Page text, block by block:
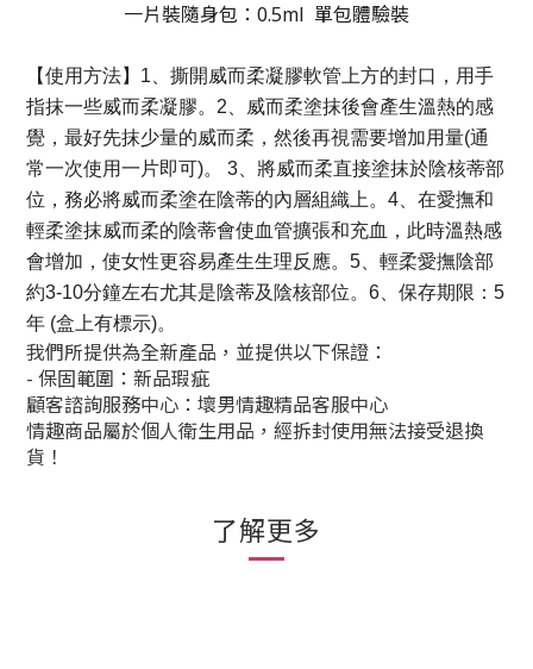
一片裝隨身包：0.5ml 單包體驗裝
【使用方法】 1、撕開威而柔凝膠軟管上方的封口，用手
指抹一些威而柔凝膠。 2、威而柔塗抹後會產生溫熱的感
覺，最好先抹少量的威而柔，然後再視需要增加用量(通
常一次使用一片即可)。 3、將威而柔直接塗抹於陰核蒂部
位，務必將威而柔塗在陰蒂的內層組織上。 4、在愛撫和
輕柔塗抹威而柔的陰蒂會使血管擴張和充血，此時溫熱感
會增加，使女性更容易產生生理反應。 5、輕柔愛撫陰部
約3-10分鐘左右尤其是陰蒂及陰核部位。 6、保存期限：5
年 (盒上有標示)。
我們所提供為全新產品，並提供以下保證：
- 保固範圍：新品瑕疵
顧客諮詢服務中心：壞男情趣精品客服中心
情趣商品屬於個人衛生用品，經拆封使用無法接受退換
貨！
了解更多